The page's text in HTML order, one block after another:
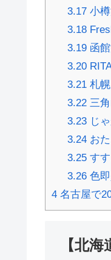
3.17小樽
3.18
3.19函館
3.20
3.21札幌
3.22三角
3.23じゃ
3.24おた
3.25すす
3.26色即
4 名古屋で
【北